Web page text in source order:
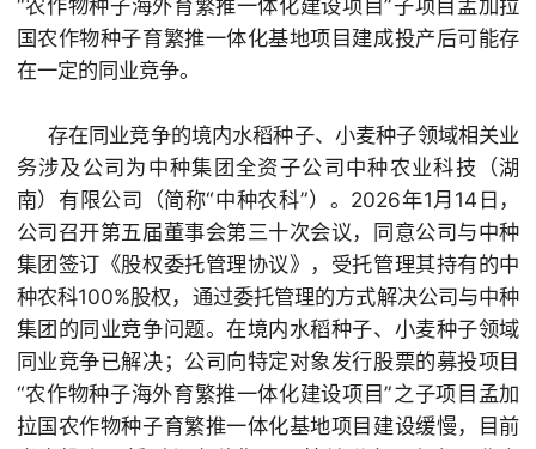
“农作物种子海外育繁推一体化建设项目”子项目孟加拉
国农作物种子育繁推一体化基地项目建成投产后可能存
在一定的同业竞争。
存在同业竞争的境内水稻种子、小麦种子领域相关业
务涉及公司为中种集团全资子公司中种农业科技（湖
南）有限公司（简称“中种农科”）。2026年1月14日，
公司召开第五届董事会第三十次会议，同意公司与中种
集团签订《股权委托管理协议》，受托管理其持有的中
种农科100%股权，通过委托管理的方式解决公司与中种
集团的同业竞争问题。在境内水稻种子、小麦种子领域
同业竞争已解决；公司向特定对象发行股票的募投项目
“农作物种子海外育繁推一体化建设项目”之子项目孟加
拉国农作物种子育繁推一体化基地项目建设缓慢，目前